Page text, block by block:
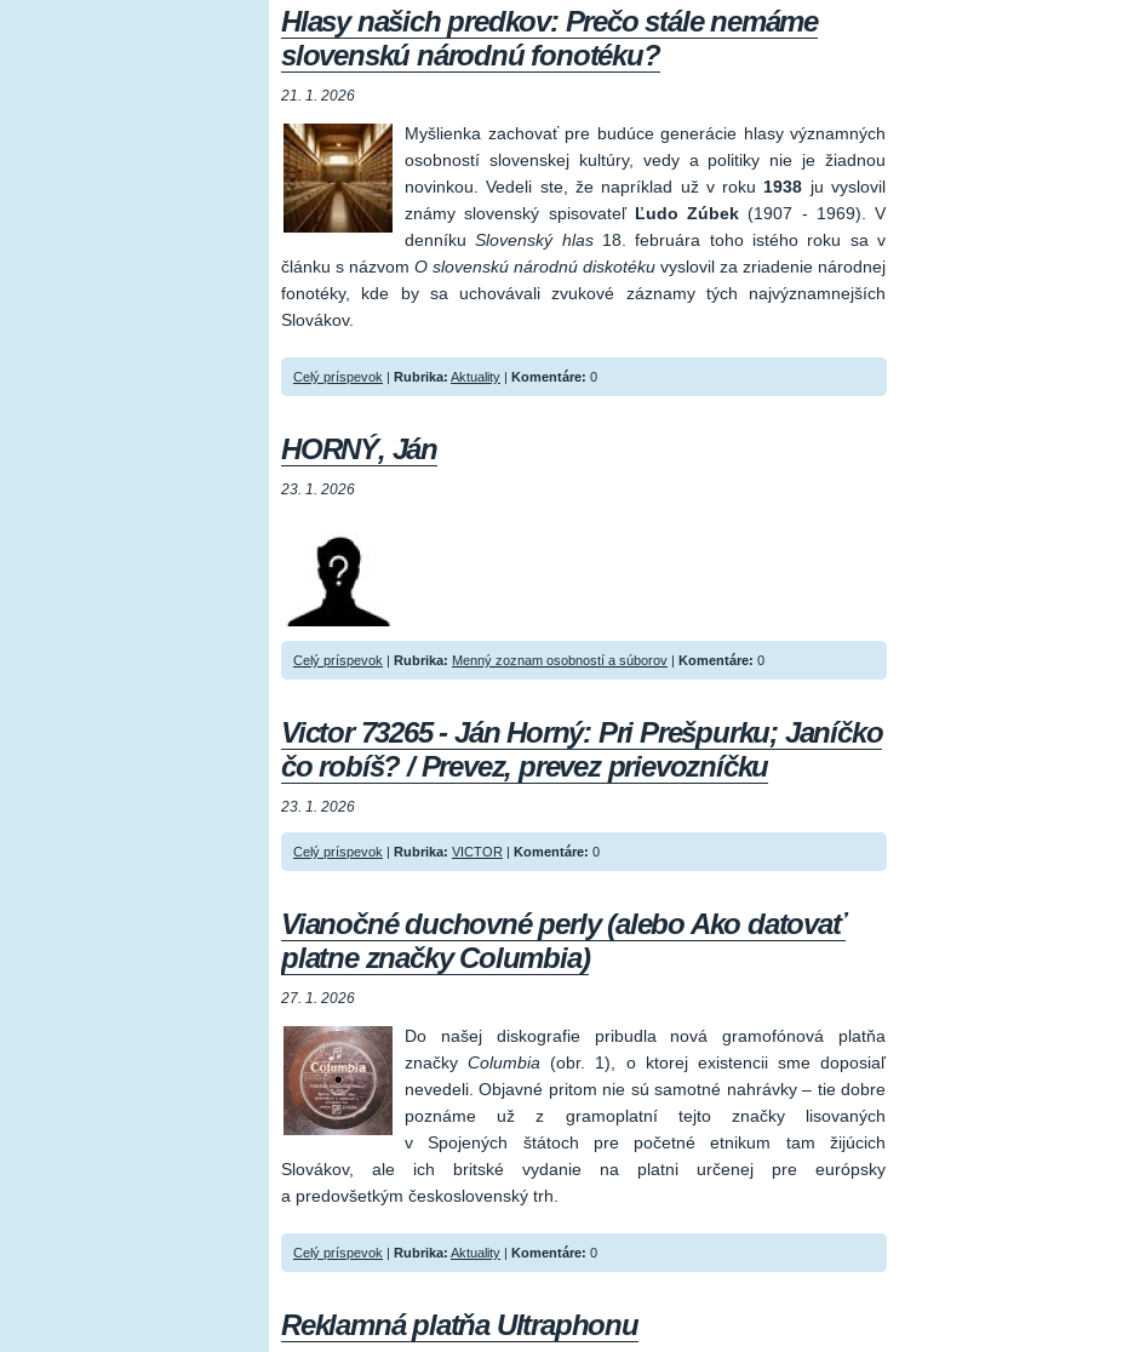
Hlasy našich predkov: Prečo stále nemáme
slovenskú národnú fonotéku?
21. 1. 2026
Myšlienka zachovať pre budúce generácie hlasy významných
osobností slovenskej kultúry, vedy a politiky nie je žiadnou
novinkou. Vedeli ste, že napríklad už v roku 1938 ju vyslovil
známy slovenský spisovateľ Ľudo Zúbek (1907 - 1969). V
denníkuSlovenský hlas18. februára toho istého roku sa v
článku s názvom O slovenskú národnú diskotéku vyslovil za zriadenie národnej
fonotéky, kde by sa uchovávali zvukové záznamy tých najvýznamnejších
Slovákov.
Celý príspevok | Rubrika: Aktuality | Komentáre: 0
HORNÝ, Ján
23. 1. 2026
Celý príspevok | Rubrika: Menný zoznam osobností a súborov | Komentáre: 0
Victor 73265 - Ján Horný: Pri Prešpurku; Janíčko
čo robíš? / Prevez, prevez prievozníčku
23. 1. 2026
Celý príspevok | Rubrika: VICTOR | Komentáre: 0
Vianočné duchovné perly (alebo Ako datovať
platne značky Columbia)
27. 1. 2026
Do našej diskografie pribudla nová gramofónová platňa
značkyColumbia (obr. 1), o ktorej existencii sme doposiaľ
nevedeli. Objavné pritom nie sú samotné nahrávky – tie dobre
poznáme už z gramoplatní tejto značky lisovaných
v Spojených štátoch pre početné etnikum tam žijúcich
Slovákov, ale ich britské vydanie na platni určenej pre európsky
a predovšetkým československý trh.
Celý príspevok | Rubrika: Aktuality | Komentáre: 0
Reklamná platňa Ultraphonu